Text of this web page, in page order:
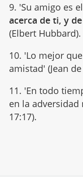
9. 'Su amigo es
acerca de ti, y
(Elbert Hubbard).
10. 'Lo mejor
amistad' (Jean
11. 'En todo
en la
17:17).